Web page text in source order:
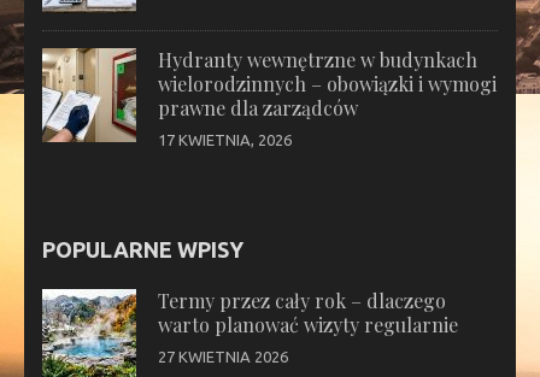
Hydranty wewnętrzne w budynkach
wielorodzinnych – obowiązki i wymogi
prawne dla zarządców
17 KWIETNIA, 2026
POPULARNE WPISY
Termy przez cały rok – dlaczego
warto planować wizyty regularnie
27 KWIETNIA 2026